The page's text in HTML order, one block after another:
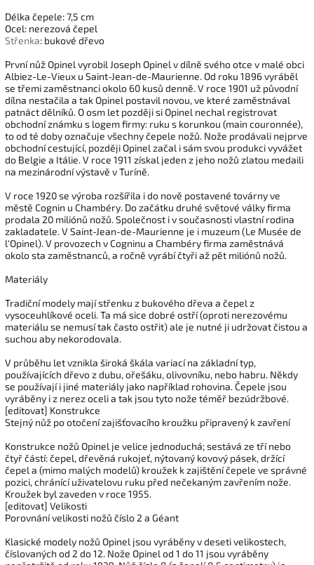
Délka čepele: 7,5 cm
Ocel: nerezová čepel
Střenka: bukové dřevo
První nůž Opinel vyrobil Joseph Opinel v dílně svého otce v malé obci
Albiez-Le-Vieux u Saint-Jean-de-Maurienne. Od roku 1896 vyráběl
se třemi zaměstnanci okolo 60 kusů denně. V roce 1901 už původní
dílna nestačila a tak Opinel postavil novou, ve které zaměstnával
patnáct dělníků. O osm let později si Opinel nechal registrovat
obchodní známku s logem firmy: ruku s korunkou (main couronnée),
to od té doby označuje všechny čepele nožů. Nože prodávali nejprve
obchodní cestující, později Opinel začal i sám svou produkci vyvážet
do Belgie a Itálie. V roce 1911 získal jeden z jeho nožů zlatou medaili
na mezinárodní výstavě v Turíně.
V roce 1920 se výroba rozšířila i do nově postavené továrny ve
městě Cognin u Chambéry. Do začátku druhé světové války firma
prodala 20 miliónů nožů. Společnost i v současnosti vlastní rodina
zakladatele. V Saint-Jean-de-Maurienne je i muzeum (Le Musée de
l'Opinel). V provozech v Cogninu a Chambéry firma zaměstnává
okolo sta zaměstnanců, a ročně vyrábí čtyři až pět miliónů nožů.
Materiály
Tradiční modely mají střenku z bukového dřeva a čepel z
vysoceuhlíkové oceli. Ta má sice dobré ostří (oproti nerezovému
materiálu se nemusí tak často ostřit) ale je nutné ji udržovat čistou a
suchou aby nekorodovala.
V průběhu let vznikla široká škála variací na základní typ,
používajících dřevo z dubu, ořešáku, olivovníku, nebo habru. Někdy
se používají i jiné materiály jako například rohovina. Čepele jsou
vyráběny i z nerez oceli a tak jsou tyto nože téměř bezúdržbové.
[editovat] Konstrukce
Stejný nůž po otočení zajišťovacího kroužku připravený k zavření
Konstrukce nožů Opinel je velice jednoduchá; sestává ze tří nebo
čtyř částí: čepel, dřevěná rukojeť, nýtovaný kovový pásek, držící
čepel a (mimo malých modelů) kroužek k zajištění čepele ve správné
pozici, chránící uživatelovu ruku před nečekaným zavřením nože.
Kroužek byl zaveden v roce 1955.
[editovat] Velikosti
Porovnání velikosti nožů číslo 2 a Géant
Klasické modely nožů Opinel jsou vyráběny v deseti velikostech,
číslovaných od 2 do 12. Nože Opinel od 1 do 11 jsou vyráběny